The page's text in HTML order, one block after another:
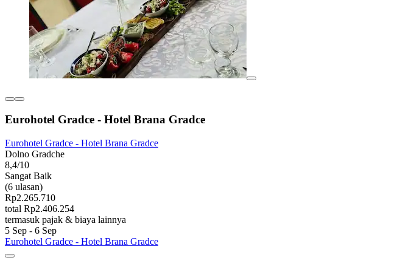
Eurohotel Gradce - Hotel Brana Gradce
Eurohotel Gradce - Hotel Brana Gradce
Dolno Gradche
8,4/10
Sangat Baik
(6 ulasan)
Rp2.265.710
total Rp2.406.254
termasuk pajak & biaya lainnya
5 Sep - 6 Sep
Eurohotel Gradce - Hotel Brana Gradce